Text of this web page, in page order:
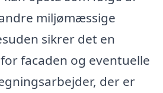
miljømæssige
sikrer det en
facaden og eventuelle
der er